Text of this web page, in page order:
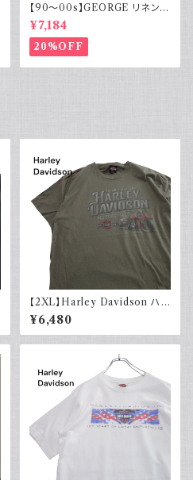
【90～00s】GEORGE リネンレ
ーヨンシャツ 黒 ボックスシルエ
ット XL
¥7,184
20%OFF
【2XL】Harley Davidson ハ
ーレーダビッドソン プリントTシ
ャツ 古着 カーキグリーン
¥6,480